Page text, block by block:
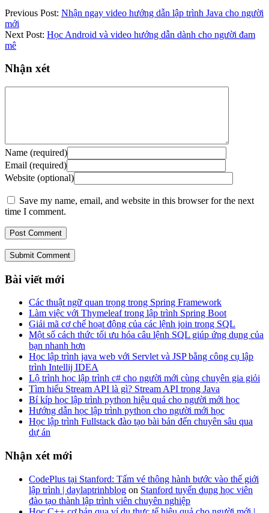
Previous Post: Nhận ngay video hướng dẫn lập trình Java cho người
mới
Next Post: Học Android và video hướng dẫn dành cho người đam
mê
Nhận xét
Name (required)
Email (required)
Website (optional)
Save my name, email, and website in this browser for the next
time I comment.
Submit Comment
Bài viết mới
Các thuật ngữ quan trọng trong Spring Framework
Làm việc với Thymeleaf trong lập trình Spring Boot
Giải mã cơ chế hoạt động của các lệnh join trong SQL
Một số cách thức tối ưu hóa câu lệnh SQL giúp ứng dụng của
bạn nhanh hơn
Học lập trình java web với Servlet và JSP bằng công cụ lập
trình Intellij IDEA
Lộ trình học lập trình c# cho người mới cùng chuyên gia giỏi
Tìm hiểu Stream API là gì? Stream API trong Java
Bí kíp học lập trình python hiệu quả cho người mới học
Hướng dẫn học lập trình python cho người mới học
Học lập trình Fullstack đào tạo bài bản đến chuyên sâu qua
dự án
Nhận xét mới
CodePlus tại Stanford: Tấm vé thông hành bước vào thế giới
lập trình | daylaptrinhblog on Stanford tuyển dụng học viên
đào tạo thành lập trình viên chuyên nghiệp